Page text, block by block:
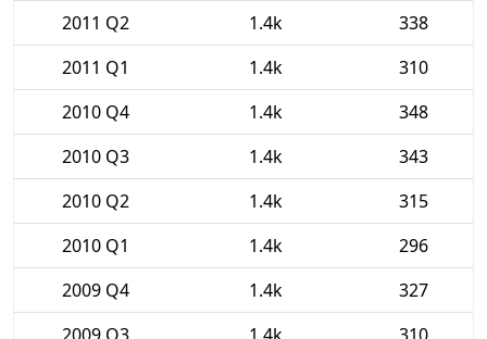
2011 Q2
1.4k
338
2011 Q1
1.4k
310
2010 Q4
1.4k
348
2010 Q3
1.4k
343
2010 Q2
1.4k
315
2010 Q1
1.4k
296
2009 Q4
1.4k
327